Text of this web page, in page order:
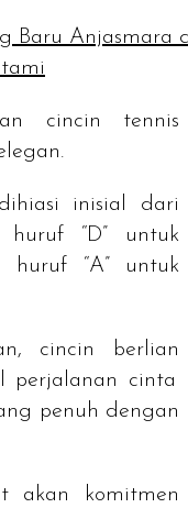
Baru Anjasmara
cincin tennis
inisial dari
huruf “D” untuk
huruf “A” untuk
cincin berlian
perjalanan cinta
penuh dengan
akan komitmen